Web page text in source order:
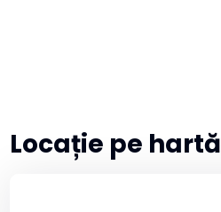
Locație pe hartă